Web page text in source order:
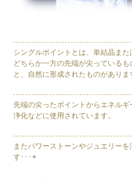
シングルポイントとは、単結晶また
どちらか一方の先端が尖っている
と、自然に形成されたものがありま
先端の尖ったポイントからエネル
浄化などに使用されています。
またパワーストーンやジュエリー
す･･･